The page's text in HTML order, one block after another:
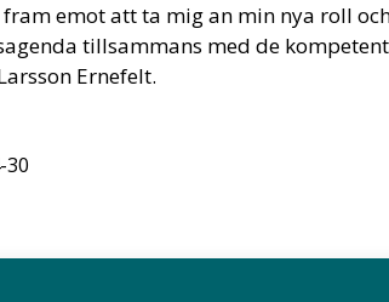
fram emot att ta mig an min nya roll
tillsammans med de
Ernefelt.
30